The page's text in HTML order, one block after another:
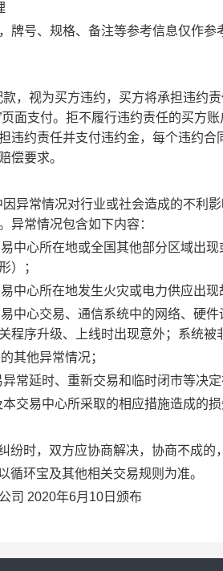
牌号、规格、备注等参考信息仅作
，视为买方违约，买方将承担违约
页面支付。拒不履行违约责任的买方
违约责任并支付违约金，每个违约
偿要求。
异常情况对行业或社会造成的不利
异常情况包含如下内容：
中心所在地或全国其他部分区域出
）；
中心所在地发生火灾或电力供应出
中心交易、通信系统中的网络、硬
程序升级、上线时出现意外；系统
其他异常情况；
常延时、重新交易和临时闭市等决
交易中心所采取的相应措施造成的
纷时，双方应协商解决，协商不成
循环宝及其他相关交易规则为准。
司 2020年6月10日颁布